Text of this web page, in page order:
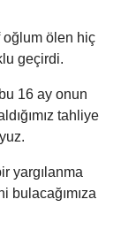
oğlum ölen hiç
geçirdi.
16 ay onun
tahliye
yargılanma
bulacağımıza